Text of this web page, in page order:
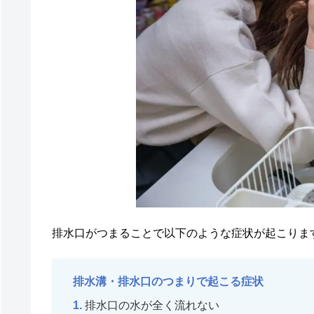
排水口がつまることで以下のような症状が起こりま
排水溝・排水口のつまりで起こる症状
排水口の水が全く流れない